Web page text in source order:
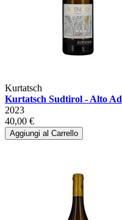
Kurtatsch
Kurtatsch Sudtirol - Alto
2023
40,00 €
Aggiungi al Carrello